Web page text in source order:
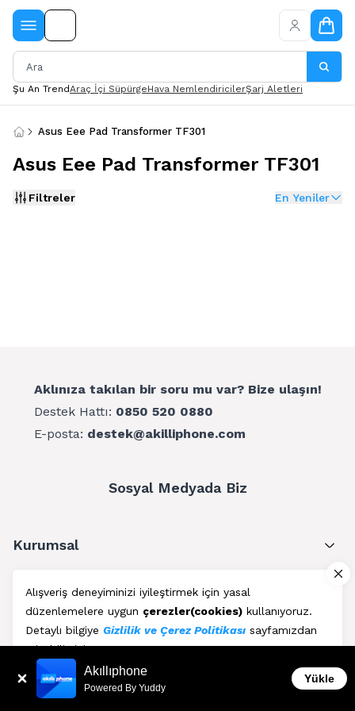
Alışveriş deneyiminizi iyileştirmek için yasal
düzenlemelere uygun çerezler(cookies) kullanıyoruz.
Detaylı bilgiye Gizlilik ve Çerez Politikası sayfamızdan
erişebilirsiniz.
Kabul Et
Şu An TrendAraç İçi SüpürgeHava NemlendiricilerŞarj Aletleri
Asus Eee Pad Transformer TF301
Asus Eee Pad Transformer TF301
Filtreler En Yeniler
Aklınıza takılan bir soru mu var? Bize ulaşın!
Destek Hattı: 0850 520 0880
E-posta: destek@akilliphone.com
Sosyal Medyada Biz
Kurumsal
Müşteri Hizmetleri
Üyelik
Blog Akıllıphone
Powered By Yuddy
Yükle